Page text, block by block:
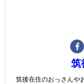
筑
筑後在住のおっさんや